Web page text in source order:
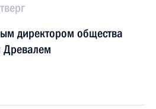
директором общества